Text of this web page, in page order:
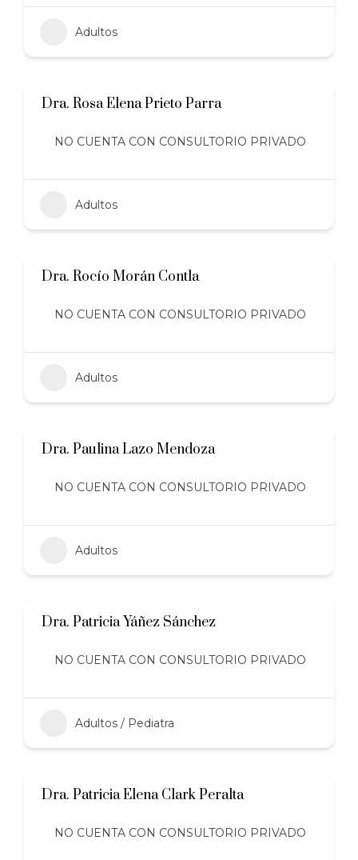
Adultos
Dra. Rosa Elena Prieto Parra
NO CUENTA CON CONSULTORIO PRIVADO
Adultos
Dra. Rocío Morán Contla
NO CUENTA CON CONSULTORIO PRIVADO
Adultos
Dra. Paulina Lazo Mendoza
NO CUENTA CON CONSULTORIO PRIVADO
Adultos
Dra. Patricia Yáñez Sánchez
NO CUENTA CON CONSULTORIO PRIVADO
Adultos / Pediatra
Dra. Patricia Elena Clark Peralta
NO CUENTA CON CONSULTORIO PRIVADO